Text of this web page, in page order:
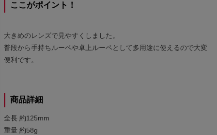
ここがポイント！
大きめのレンズで見やすくしました。
普段から手持ちルーペや卓上ルーペとして多用途に使えるので大変
便利です。
商品詳細
全長 約125mm
重量 約58g